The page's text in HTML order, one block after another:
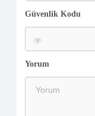
Güvenlik Kodu
Yorum